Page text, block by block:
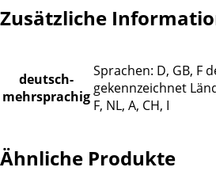
Zusätzliche
deutsch-
mehrsprachig
Sprachen: D, GB, F
gekennzeichnet
F, NL, A, CH, I
Ähnliche Produkte